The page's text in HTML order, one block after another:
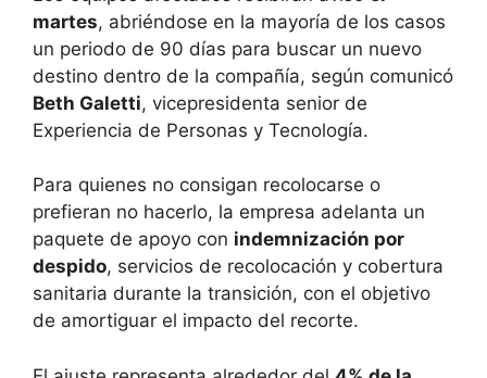
martes, abriéndose en la mayoría de los casos
un periodo de 90 días para buscar un nuevo
destino dentro de la compañía, según comunicó
Beth Galetti, vicepresidenta senior de
Experiencia de Personas y Tecnología.
Para quienes no consigan recolocarse o
prefieran no hacerlo, la empresa adelanta un
paquete de apoyo con indemnización por
despido, servicios de recolocación y cobertura
sanitaria durante la transición, con el objetivo
de amortiguar el impacto del recorte.